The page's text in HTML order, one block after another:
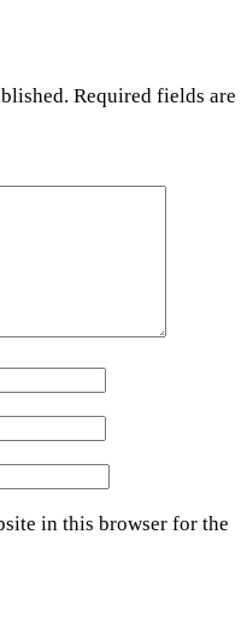
Required fields are
in this browser for the